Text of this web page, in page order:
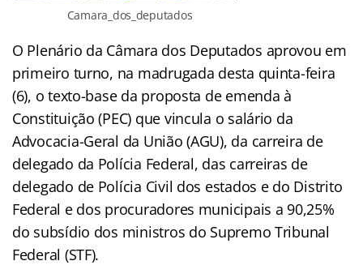
Camara_dos_deputados
O Plenário da Câmara dos Deputados aprovou em
primeiro turno, na madrugada desta quinta-feira
(6), o texto-base da proposta de emenda à
Constituição (PEC) que vincula o salário da
Advocacia-Geral da União (AGU), da carreira de
delegado da Polícia Federal, das carreiras de
delegado de Polícia Civil dos estados e do Distrito
Federal e dos procuradores municipais a 90,25%
do subsídio dos ministros do Supremo Tribunal
Federal (STF).